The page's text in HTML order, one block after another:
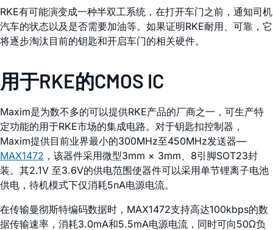
RKE有可能演变成一种半双工系统，在打开车门之前，通知司机
汽车的状态以及是否需要加油等。如果证明RKE耐用、可靠，它
将逐步淘汰目前的钥匙和开启车门的相关硬件。
用于RKE的CMOS IC
Maxim是为数不多的可以提供RKE产品的厂商之一，可生产特
定功能的用于RKE市场的集成电路。对于钥匙扣控制器，
Maxim提供目前业界最小的300MHz至450MHz发送器—
MAX1472 ，该器件采用微型3mm × 3mm、8引脚SOT23封
装。其2.1V 至3.6V的供电范围使器件可以采用单节锂离子电池
供电，待机模式下仅消耗5nA电源电流。
在传输曼彻斯特编码数据时，MAX1472支持高达100kbps的数
据传输速率，消耗3.0mA和5.5mA电源电流，同时可向50Ω负